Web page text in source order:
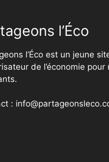
l’Éco
l’Éco est un jeune
de l’économie
: